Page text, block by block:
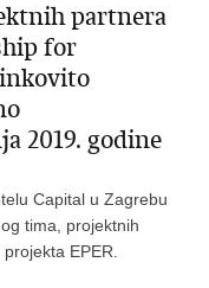
partnera
for
2019. godine
Capital u Zagrebu
tima, projektnih
EPER.